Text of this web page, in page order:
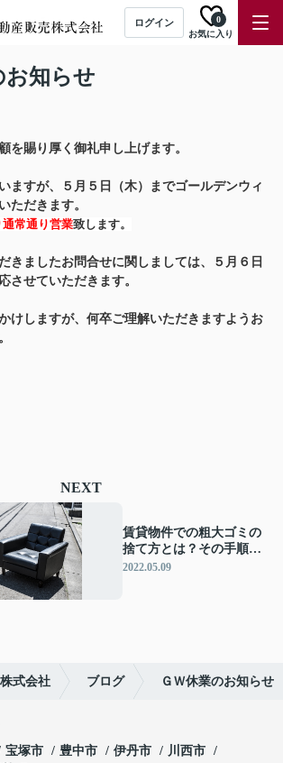
ログイン
お気に入り
0
お知らせ
を賜り厚く御礼申し上げます。
ますが、５月５日（木）までゴールデンウィ
ただきます。
通常通り営業致します。
きましたお問合せに関しましては、５月６日
させていただきます。
けしますが、何卒ご理解いただきますようお
NEXT
賃貸物件での粗大ゴミの
捨て方とは？その手順に
ついてご紹介！
2022.05.09
式会社 ブログ ＧＷ休業のお知らせ
宝塚市 豊中市 伊丹市
川西市